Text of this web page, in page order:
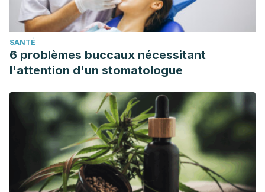
SANTÉ
6 problèmes buccaux nécessitant
l'attention d'un stomatologue